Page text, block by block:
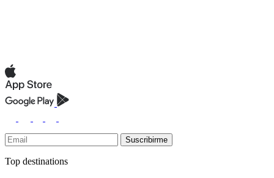
Suscribirme
Top destinations